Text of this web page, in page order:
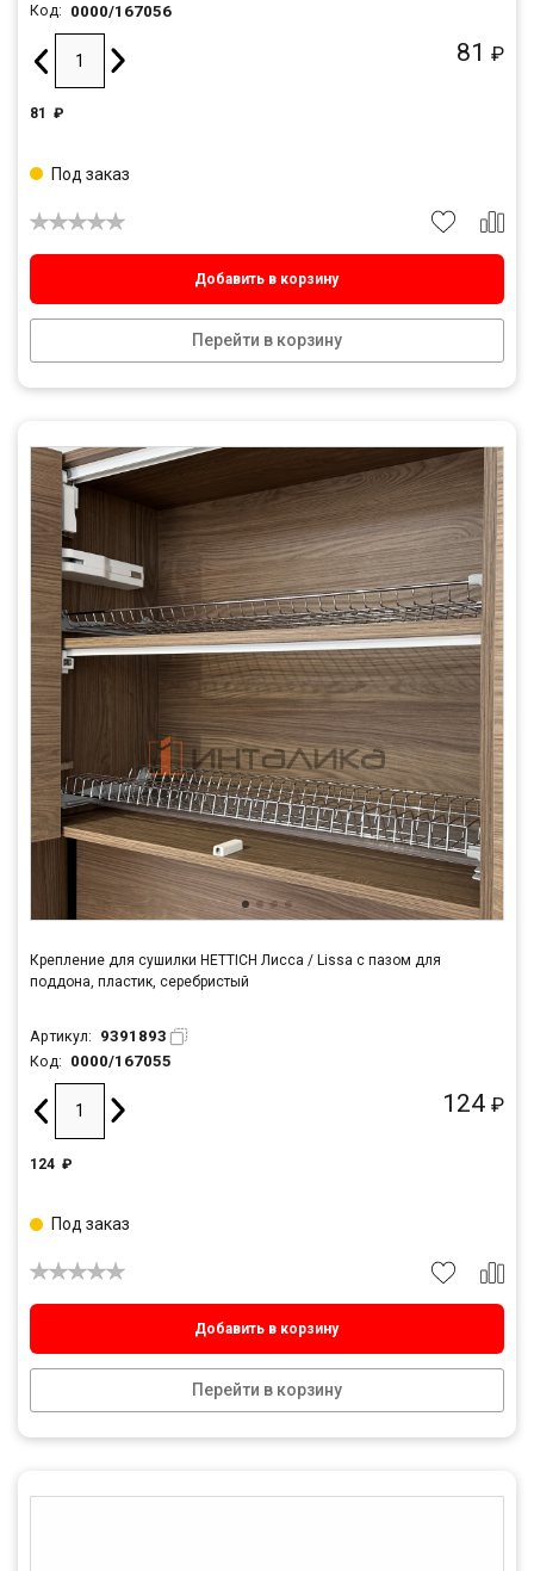
Код: 0000/167056
81 ₽
81 ₽
Добавить в корзину
Перейти в корзину
Под заказ
Крепление для сушилки HETTICH Лисса / Lissa с пазом для
поддона, пластик, серебристый
Артикул: 9391893
Код: 0000/167055
124 ₽
124 ₽
Добавить в корзину
Перейти в корзину
Под заказ